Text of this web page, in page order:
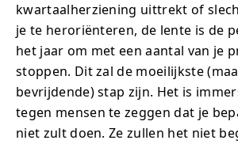
kwartaalherziening uittrekt of
je te heroriënteren, de lente is de
het jaar om met een aantal van je
stoppen. Dit zal de moeilijkste
bevrijdende) stap zijn. Het is
tegen mensen te zeggen dat je
niet zult doen. Ze zullen het niet